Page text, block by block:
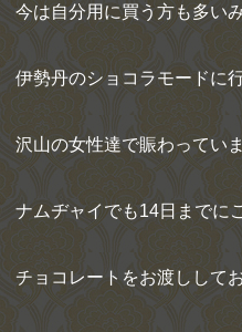
今は自分用に買う方も多い
伊勢丹のショコラモードに
沢山の女性達で賑わってい
ナムヂャイでも14日までに
チョコレートをお渡しして